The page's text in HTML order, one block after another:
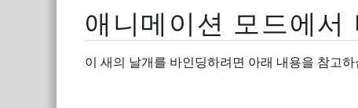
애니메이션 모드에서
이 새의 날개를 바인딩하려면 아래 내용을 참고하